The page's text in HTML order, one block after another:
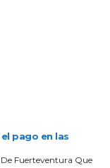
pago en las
Fuerteventura Que